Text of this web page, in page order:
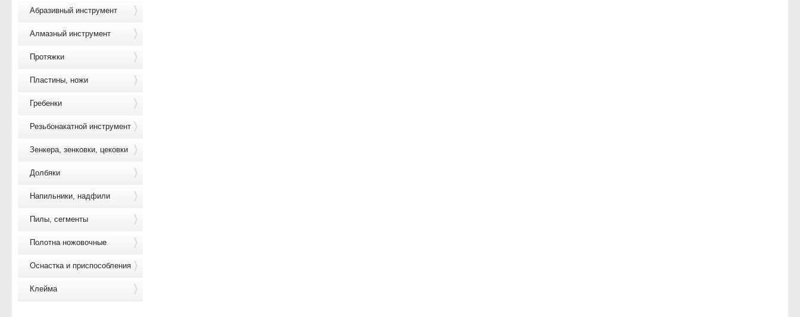
Абразивный инструмент
Алмазный инструмент
Протяжки
Пластины, ножи
Гребенки
Резьбонакатной инструмент
Зенкера, зенковки, цековки
Долбяки
Напильники, надфили
Пилы, сегменты
Полотна ножовочные
Оснастка и приспособления
Клейма